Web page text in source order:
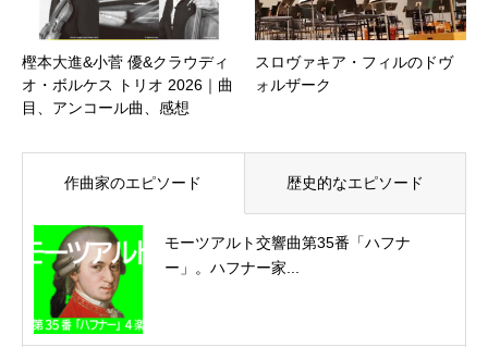
樫本大進&小菅 優&クラウディ
オ・ボルケス トリオ 2026｜曲
目、アンコール曲、感想
スロヴァキア・フィルのドヴ
ォルザーク
作曲家のエピソード 歴史的なエピソード
モーツアルト交響曲第35番「ハフナ
ー」。ハフナー家...